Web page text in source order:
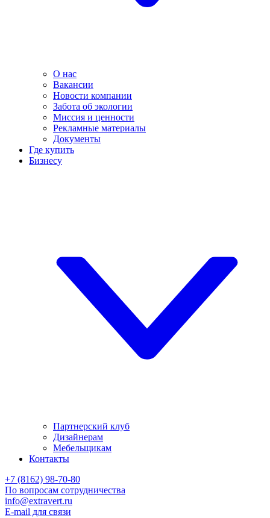
О нас
Вакансии
Новости компании
Забота об экологии
Миссия и ценности
Рекламные материалы
Документы
Где купить
Бизнесу
Партнерский клуб
Дизайнерам
Мебельщикам
Контакты
+7 (8162) 98-70-80
По вопросам сотрудничества
info@extravert.ru
E-mail для связи